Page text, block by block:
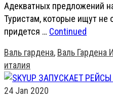
Адекватных предложений
Туристам, которые ищут не
придется … Continued
Валь гардена, Валь Гардена
италия
24 Jan 2020